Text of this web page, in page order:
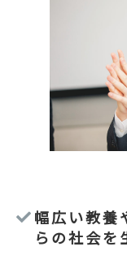
幅広い教養
らの社会を